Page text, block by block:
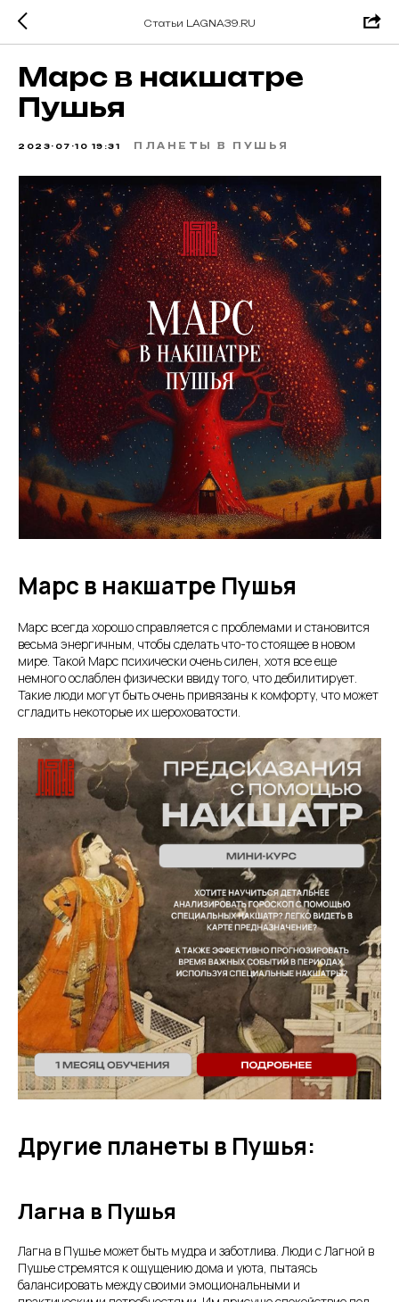
Статьи LAGNA39.RU
Марс в накшатре
Пушья
2023-07-10 19:31 ПЛАНЕТЫ В ПУШЬЯ
Марс в накшатре Пушья
Марс всегда хорошо справляется с проблемами и становится
весьма энергичным, чтобы сделать что-то стоящее в новом
мире. Такой Марс психически очень силен, хотя все еще
немного ослаблен физически ввиду того, что дебилитирует.
Такие люди могут быть очень привязаны к комфорту, что может
сгладить некоторые их шероховатости.
Другие планеты в Пушья:
Лагна в Пушья
Лагна в Пушье может быть мудра и заботлива. Люди с Лагной в
Пушье стремятся к ощущению дома и уюта, пытаясь
балансировать между своими эмоциональными и